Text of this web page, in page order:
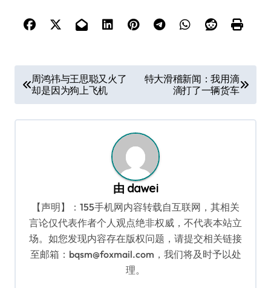
章
导
周鸿祎与王思聪又火了
却是因为狗上飞机
特大滑稽新闻：我用滴
滴打了一辆货车
由 dawei
【声明】：155手机网内容转载自互联网，其相关
言论仅代表作者个人观点绝非权威，不代表本站立
场。如您发现内容存在版权问题，请提交相关链接
至邮箱：bqsm@foxmail.com，我们将及时予以处
理。